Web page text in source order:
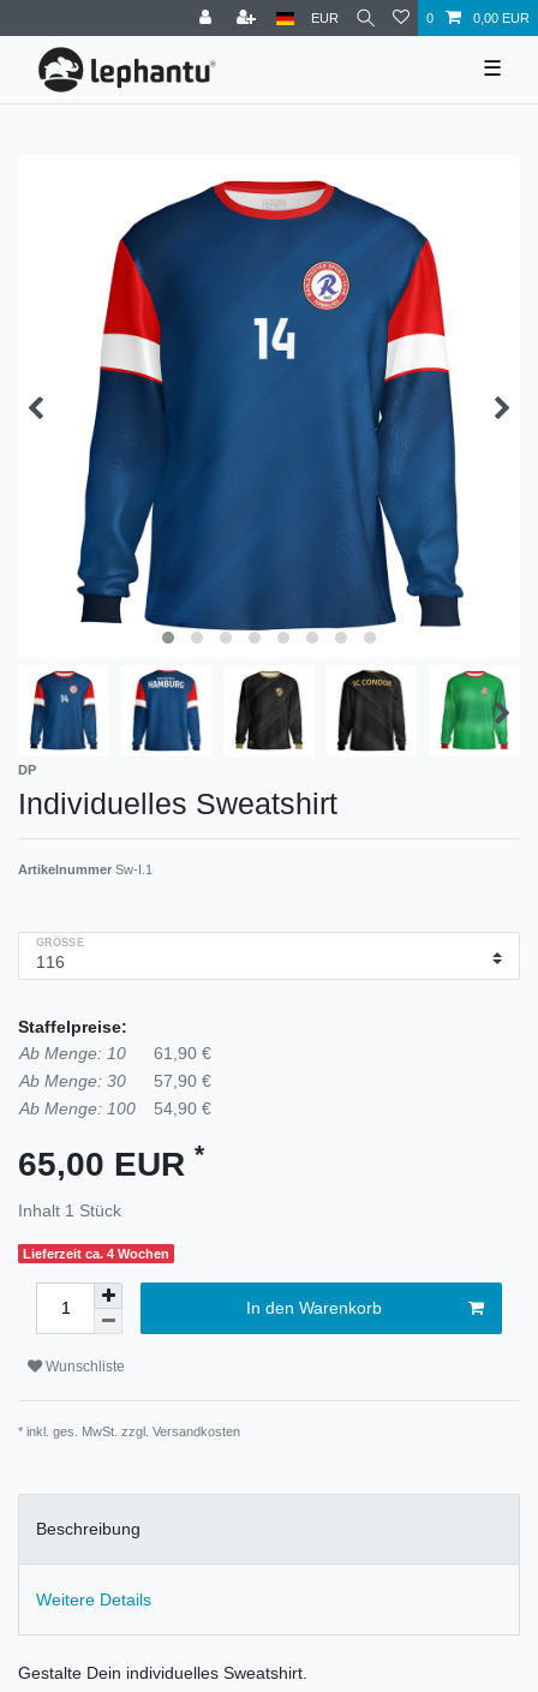
EUR 0 0,00 EUR
☰
DP
Individuelles Sweatshirt
Artikelnummer Sw-I.1
GRÖSSE
Staffelpreise:
Ab Menge: 10
61,90 €
Ab Menge: 30
57,90 €
Ab Menge: 100
54,90 €
65,00 EUR *
Inhalt 1 Stück
Lieferzeit ca. 4 Wochen
In den Warenkorb
Wunschliste
* inkl. ges. MwSt. zzgl. Versandkosten
Beschreibung
Weitere Details
Gestalte Dein individuelles Sweatshirt.